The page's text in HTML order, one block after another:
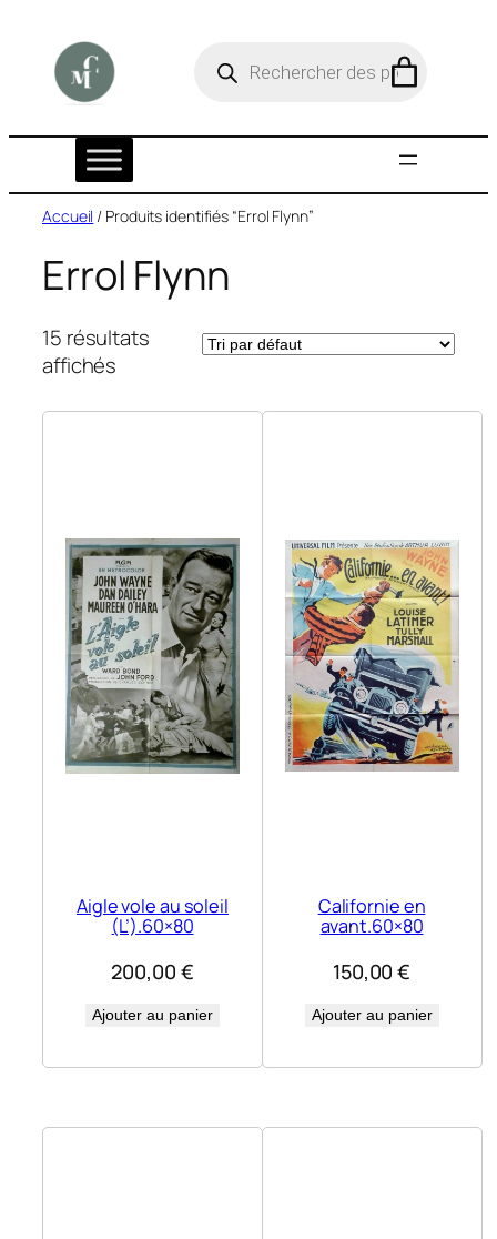
contenu
e
h
e
d
p
d
u
s
Accueil / Produits identifiés “Errol Flynn”
Errol Flynn
15 résultats
affichés
Aigle vole au soleil
(L’).60×80
200,00 €
Ajouter au panier
Californie en
avant.60×80
150,00€
Ajouter au panier